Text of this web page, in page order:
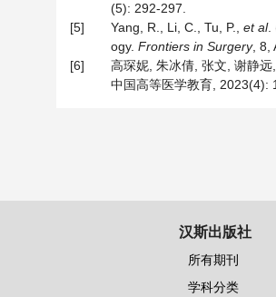
(5): 292-297.
[5]
Yang, R., Li, C., Tu, P., et al.
ogy. Frontiers in Surgery, 8,
[6]
高琛妮, 朱冰倩, 张文, 谢静
中国高等医学教育, 2023(4):
汉斯出版社
所有期刊
学科分类